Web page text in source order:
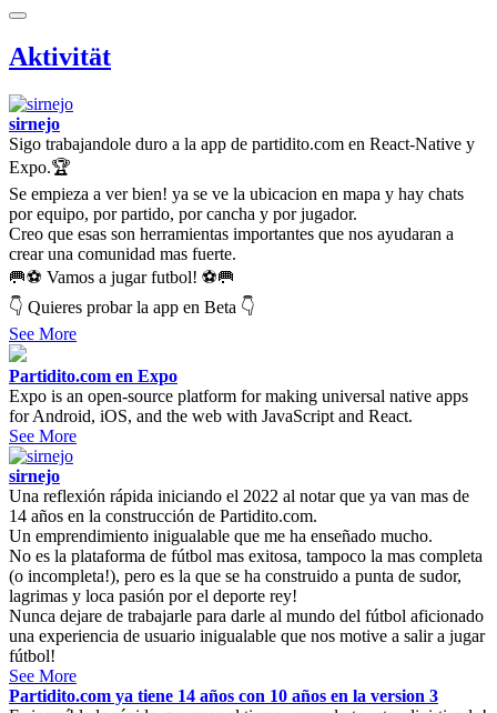
Aktivität
sirnejo
Sigo trabajandole duro a la app de partidito.com en React-Native y
Expo.🏆
Se empieza a ver bien! ya se ve la ubicacion en mapa y hay chats
por equipo, por partido, por cancha y por jugador.
Creo que esas son herramientas importantes que nos ayudaran a
crear una comunidad mas fuerte.
🥅⚽ Vamos a jugar futbol! ⚽🥅
👇 Quieres probar la app en Beta 👇
See More
Partidito.com en Expo
Expo is an open-source platform for making universal native apps
for Android, iOS, and the web with JavaScript and React.
See More
sirnejo
Una reflexión rápida iniciando el 2022 al notar que ya van mas de
14 años en la construcción de Partidito.com.
Un emprendimiento inigualable que me ha enseñado mucho.
No es la plataforma de fútbol mas exitosa, tampoco la mas completa
(o incompleta!), pero es la que se ha construido a punta de sudor,
lagrimas y loca pasión por el deporte rey!
Nunca dejare de trabajarle para darle al mundo del fútbol aficionado
una experiencia de usuario inigualable que nos motive a salir a jugar
fútbol!
See More
Partidito.com ya tiene 14 años con 10 años en la version 3